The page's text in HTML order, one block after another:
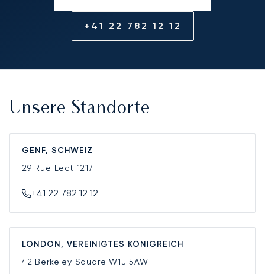
+41 22 782 12 12
Unsere Standorte
GENF, SCHWEIZ
29 Rue Lect 1217
+41 22 782 12 12
LONDON, VEREINIGTES KÖNIGREICH
42 Berkeley SquareW1J 5AW